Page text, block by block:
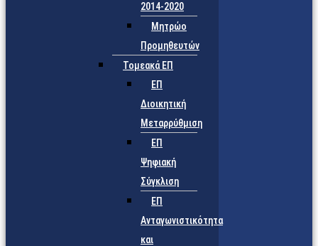
2014-2020
Μητρώο
Προμηθευτών
Τομεακά ΕΠ
ΕΠ
Διοικητική
Μεταρρύθμιση
ΕΠ
Ψηφιακή
Σύγκλιση
ΕΠ
Ανταγωνιστικότητα
και